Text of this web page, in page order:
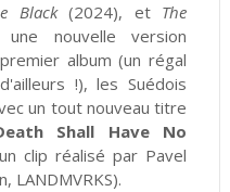
Black(2024), et The
une nouvelle version
album (un régal
!), les Suédois
un tout nouveau titre
Shall Have No
clip réalisé par Pavel
LANDMVRKS).